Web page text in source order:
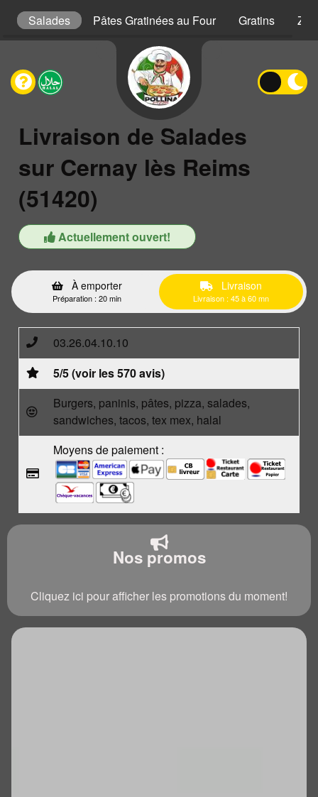
Salades Pâtes Gratinées au Four Gratins
Livraison de Salades
sur Cernay lès Reims
(51420)
Actuellement ouvert!
À emporter
Préparation : 20 min
Livraison
Livraison : 45 à 60 mn
03.26.04.10.10
5/5 (voir les 570 avis)
Burgers, paninis, pâtes, pizza, salades,
sandwiches, tacos, tex mex, halal
Moyens de paiement :
Nos promos
Cliquez ici pour afficher les promotions du moment!